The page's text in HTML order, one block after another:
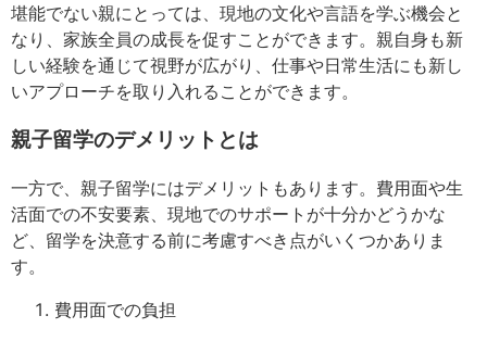
堪能でない親にとっては、現地の文化や言語を学ぶ機会と
なり、家族全員の成長を促すことができます。親自身も新
しい経験を通じて視野が広がり、仕事や日常生活にも新し
いアプローチを取り入れることができます。
親子留学のデメリットとは
一方で、親子留学にはデメリットもあります。費用面や生
活面での不安要素、現地でのサポートが十分かどうかな
ど、留学を決意する前に考慮すべき点がいくつかありま
す。
費用面での負担